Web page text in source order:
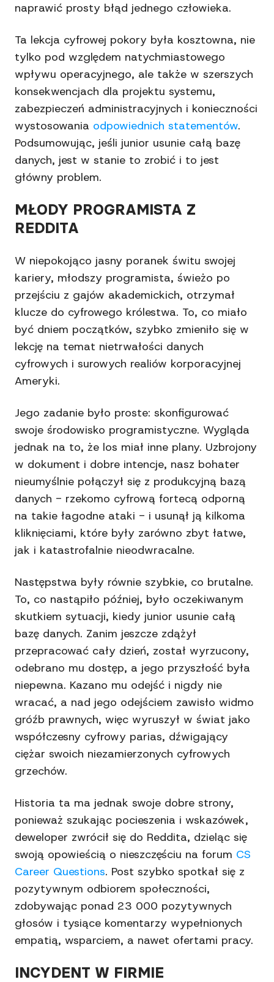
naprawić prosty błąd jednego człowieka.
Ta lekcja cyfrowej pokory była kosztowna, nie
tylko pod względem natychmiastowego
wpływu operacyjnego, ale także w szerszych
konsekwencjach dla projektu systemu,
zabezpieczeń administracyjnych i konieczności
wystosowania odpowiednich statementów.
Podsumowując, jeśli junior usunie całą bazę
danych, jest w stanie to zrobić i to jest
główny problem.
MŁODY PROGRAMISTA Z
REDDITA
W niepokojąco jasny poranek świtu swojej
kariery, młodszy programista, świeżo po
przejściu z gajów akademickich, otrzymał
klucze do cyfrowego królestwa. To, co miało
być dniem początków, szybko zmieniło się w
lekcję na temat nietrwałości danych
cyfrowych i surowych realiów korporacyjnej
Ameryki.
Jego zadanie było proste: skonfigurować
swoje środowisko programistyczne. Wygląda
jednak na to, że los miał inne plany. Uzbrojony
w dokument i dobre intencje, nasz bohater
nieumyślnie połączył się z produkcyjną bazą
danych - rzekomo cyfrową fortecą odporną
na takie łagodne ataki - i usunął ją kilkoma
kliknięciami, które były zarówno zbyt łatwe,
jak i katastrofalnie nieodwracalne.
Następstwa były równie szybkie, co brutalne.
To, co nastąpiło później, było oczekiwanym
skutkiem sytuacji, kiedy junior usunie całą
bazę danych. Zanim jeszcze zdążył
przepracować cały dzień, został wyrzucony,
odebrano mu dostęp, a jego przyszłość była
niepewna. Kazano mu odejść i nigdy nie
wracać, a nad jego odejściem zawisło widmo
gróźb prawnych, więc wyruszył w świat jako
współczesny cyfrowy parias, dźwigający
ciężar swoich niezamierzonych cyfrowych
grzechów.
Historia ta ma jednak swoje dobre strony,
ponieważ szukając pocieszenia i wskazówek,
deweloper zwrócił się do Reddita, dzieląc się
swoją opowieścią o nieszczęściu na forum CS
Career Questions. Post szybko spotkał się z
pozytywnym odbiorem społeczności,
zdobywając ponad 23 000 pozytywnych
głosów i tysiące komentarzy wypełnionych
empatią, wsparciem, a nawet ofertami pracy.
INCYDENT W FIRMIE